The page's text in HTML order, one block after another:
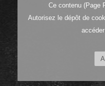
Ce contenu (Page
Autorisez le dépôt de